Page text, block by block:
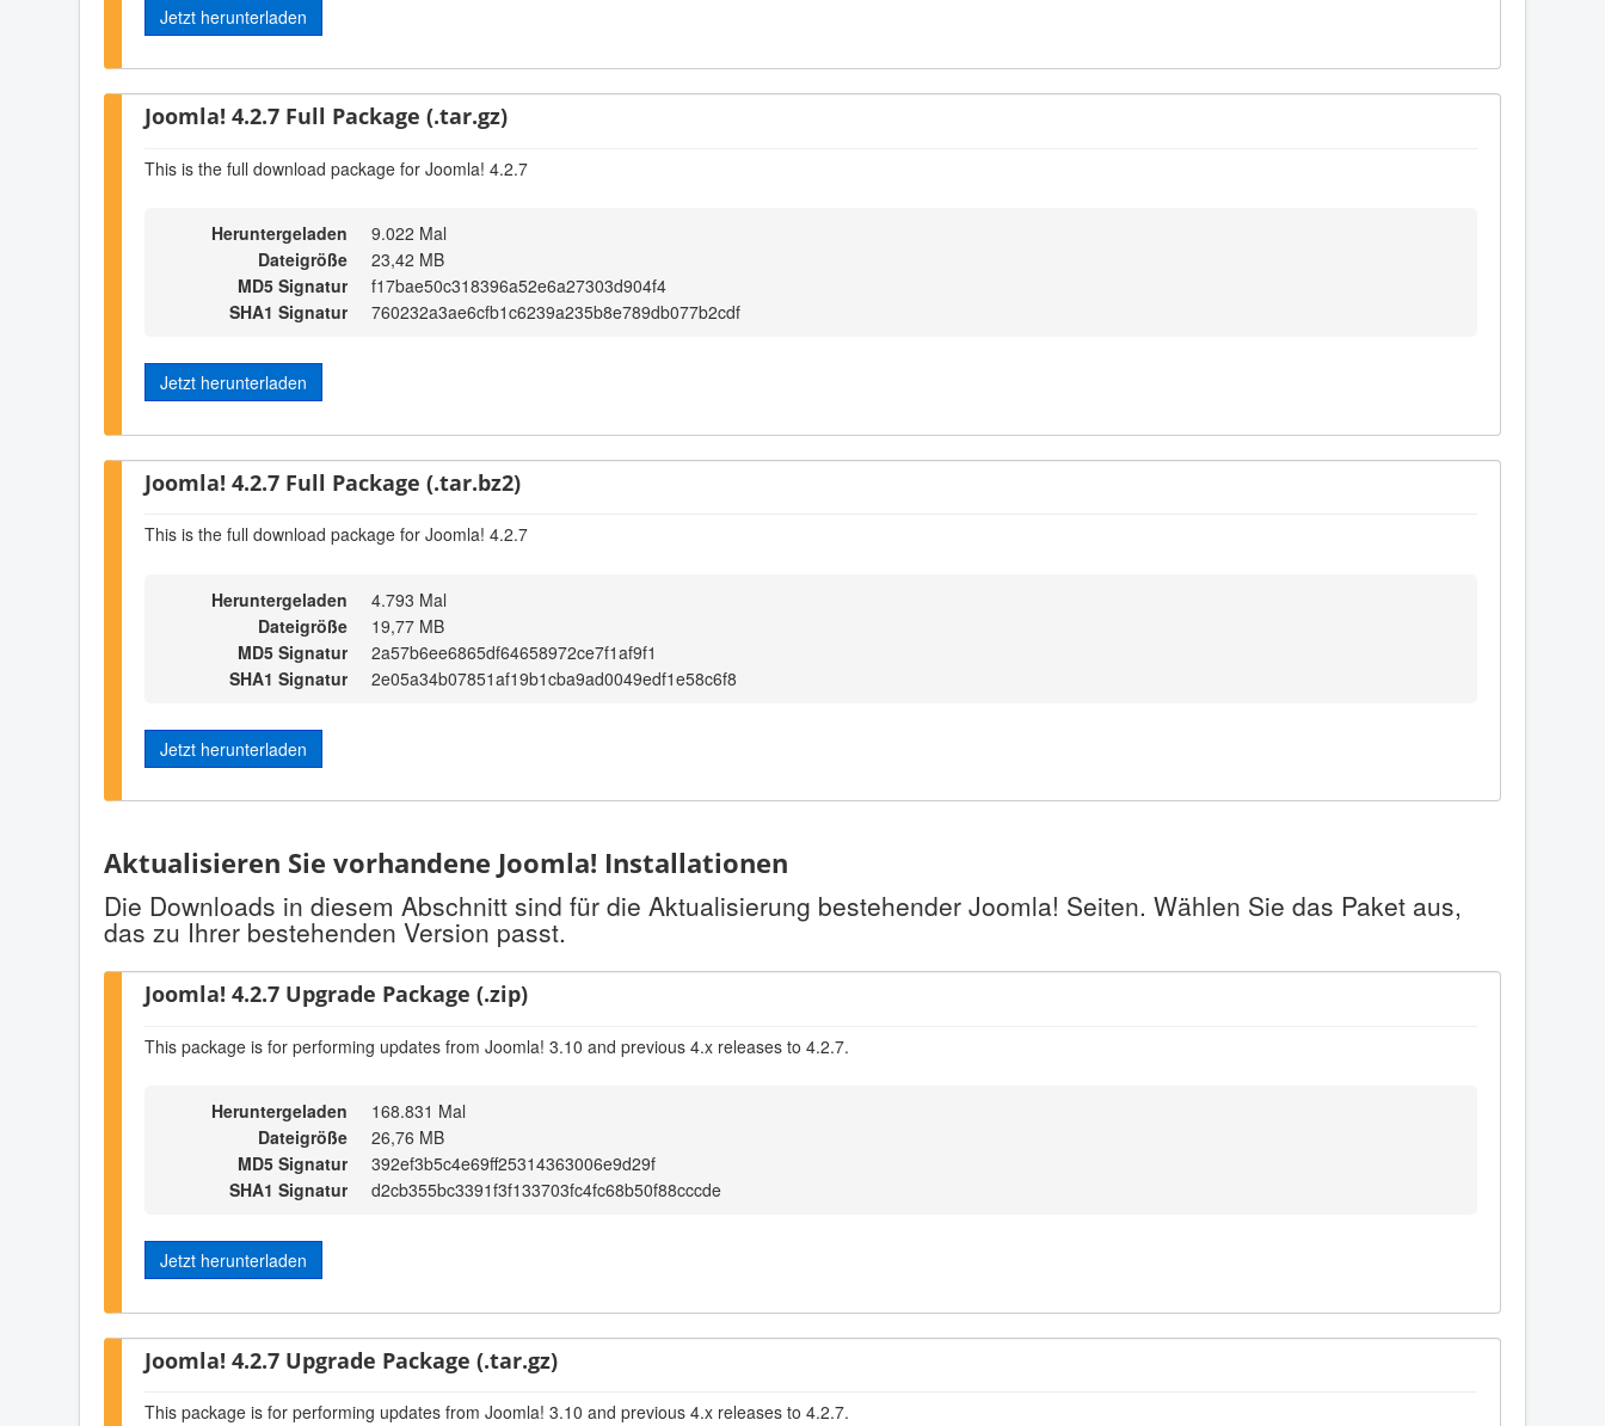
Jetzt herunterladen
Joomla! 4.2.7 Full Package (.tar.gz)
This is the full download package for Joomla! 4.2.7
Heruntergeladen
9.022 Mal
Dateigröße
23,42 MB
MD5 Signatur
f17bae50c318396a52e6a27303d904f4
SHA1 Signatur
760232a3ae6cfb1c6239a235b8e789db077b2cdf
Jetzt herunterladen
Joomla! 4.2.7 Full Package (.tar.bz2)
This is the full download package for Joomla! 4.2.7
Heruntergeladen
4.793 Mal
Dateigröße
19,77 MB
MD5 Signatur
2a57b6ee6865df64658972ce7f1af9f1
SHA1 Signatur
2e05a34b07851af19b1cba9ad0049edf1e58c6f8
Jetzt herunterladen
Aktualisieren Sie vorhandene Joomla! Installationen
Die Downloads in diesem Abschnitt sind für die Aktualisierung bestehender Joomla! Seiten. Wählen Sie das Paket aus,
das zu Ihrer bestehenden Version passt.
Joomla! 4.2.7 Upgrade Package (.zip)
This package is for performing updates from Joomla! 3.10 and previous 4.x releases to 4.2.7.
Heruntergeladen
168.831 Mal
Dateigröße
26,76 MB
MD5 Signatur
392ef3b5c4e69ff25314363006e9d29f
SHA1 Signatur
d2cb355bc3391f3f133703fc4fc68b50f88cccde
Jetzt herunterladen
Joomla! 4.2.7 Upgrade Package (.tar.gz)
This package is for performing updates from Joomla! 3.10 and previous 4.x releases to 4.2.7.